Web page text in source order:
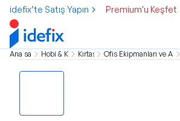
idefix’te Satış Yapın Premium'u Keşfet
Ana sayfa Hobi & KültürKırtasiyeOfis Ekipmanları ve